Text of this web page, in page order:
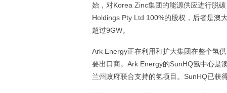
始，对Korea Zinc集团的能源供应进行脱
Holdings Pty Ltd 100%的股权，后者是澳
超过9GW。
Ark Energy正在利用和扩大集团在整个氢
要出口商。Ark Energy的SunHQ氢中心是
兰州政府联合支持的氢项目。SunHQ已获